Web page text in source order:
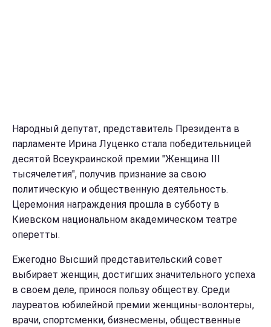
Народный депутат, представитель Президента в
парламенте Ирина Луценко стала победительницей
десятой Всеукраинской премии "Женщина III
тысячелетия", получив признание за свою
политическую и общественную деятельность.
Церемония награждения прошла в субботу в
Киевском национальном академическом театре
оперетты.
Ежегодно Высший представительский совет
выбирает женщин, достигших значительного успеха
в своем деле, принося пользу обществу. Среди
лауреатов юбилейной премии женщины-волонтеры,
врачи, спортсменки, бизнесмены, общественные